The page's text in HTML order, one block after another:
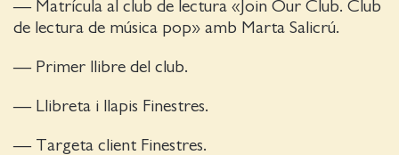
— Matrícula al club de lectura «Join Our Club. Club
de lectura de música pop» amb Marta Salicrú.
— Primer llibre del club.
— Llibreta i llapis Finestres.
— Targeta client Finestres.